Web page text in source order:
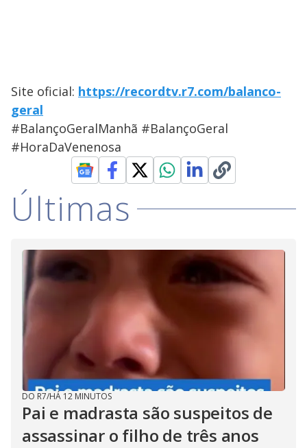
Site oficial: https://recordtv.r7.com/balanco-
geral
#BalançoGeralManhã #BalançoGeral
#HoraDaVenenosa
Últimas
DO R7/HÁ 12 MINUTOS
Pai e madrasta são suspeitos de
assassinar o filho de três anos